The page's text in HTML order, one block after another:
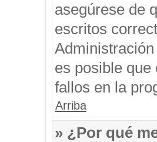
asegúrese de
escritos
es posible que
fallos en la
Arriba
» ¿Por qué